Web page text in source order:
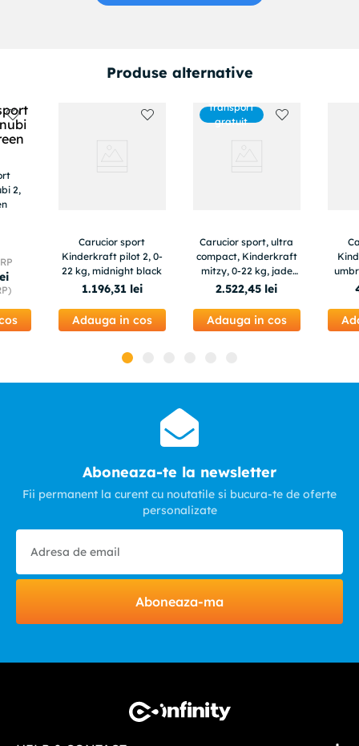
Produse alternative
2,
Carucior sport
Kinderkraft pilot 2, 0-
22 kg, midnight black
1.196,31 lei
Adauga in cos
Transport
gratuit
Carucior sport, ultra
compact, Kinderkraft
mitzy, 0-22 kg, jade
green
2.522,45 lei
Adauga in cos
Aboneaza-te la newsletter
Fii permanent la curent cu noutatile si bucura-te de oferte
personalizate
Aboneaza-ma